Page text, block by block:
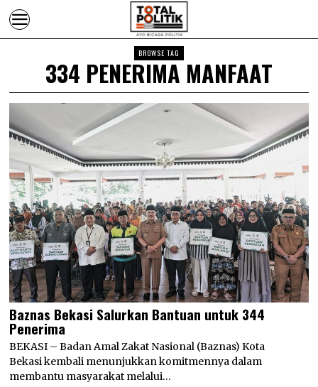
BROWSE TAG
334 PENERIMA MANFAAT
Baznas Bekasi Salurkan Bantuan untuk 344
Penerima
BEKASI – Badan Amal Zakat Nasional (Baznas) Kota
Bekasi kembali menunjukkan komitmennya dalam
membantu masyarakat melalui…